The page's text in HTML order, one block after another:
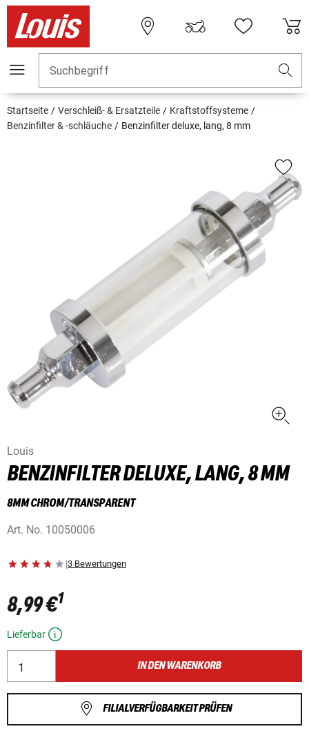
Suchbegriff
Startseite Verschleiß- & Ersatzteile
Kraftstoffsysteme
Benzinfilter & -schläuche
Benzinfilter deluxe, lang, 8 mm
Louis
BENZINFILTER DELUXE, LANG, 8 MM
8MM CHROM/TRANSPARENT
Art. No. 10050006
|3 Bewertungen
8,99 €1
Lieferbar
IN DEN WARENKORB
FILIALVERFÜGBARKEIT PRÜFEN